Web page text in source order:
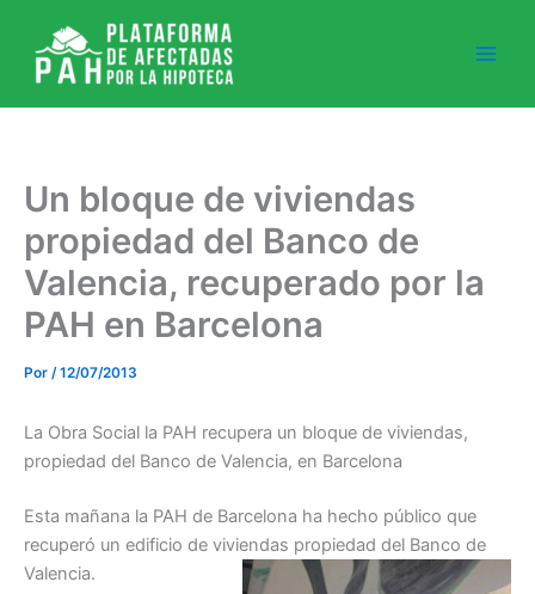
contenido
Un bloque de viviendas
propiedad del Banco de
Valencia, recuperado por la
PAH en Barcelona
Por /12/07/2013
La Obra Social la PAH recupera un bloque de viviendas,
propiedad del Banco de Valencia, en Barcelona
Esta mañana la PAH de Barcelona ha hecho público que
recuperó un edificio de viviendas propiedad del Banco de
Valencia.